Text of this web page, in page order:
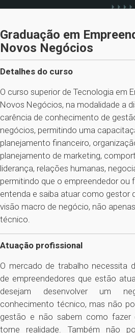
Graduação em
Novos Negócios
Detalhes do curso
O curso superior de Tecnologia em
Novos Negócios, na modalidade a
carência de conhecimento de
negócios, permitindo uma
planejamento financeiro,
planejamento de marketing,
liderança, relações humanas,
permitindo que o empreendedor ou
entenda e saiba atuar como gestor
visão macro de negócio, não
técnico.
Atuação profissional
O mercado de trabalho necessita
de empreendedores que estão
desejam desenvolver um
conhecimento técnico, mas não
gestão e não sabem como
torne realidade. Também não